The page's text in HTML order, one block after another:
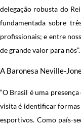
delegação robusta do
fundamentada sobre
profissionais; e entre
de grande valor para nós”.
A Baronesa Neville-
“O Brasil é uma
visita é identificar formas
esportivos. Como país-